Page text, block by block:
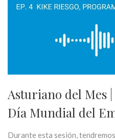
Asturiano del Mes
Día Mundial del
Durante esta sesión,